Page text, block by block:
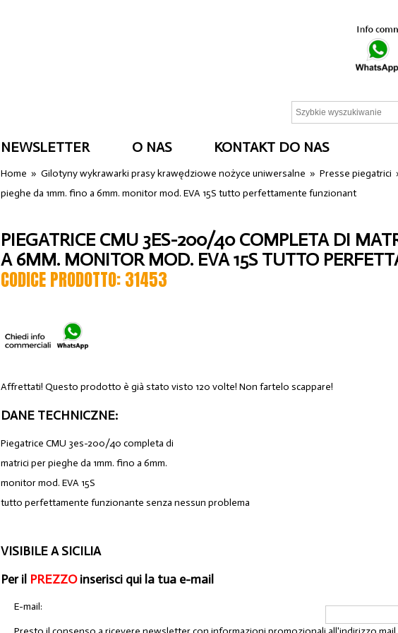
NEWSLETTER O NAS KONTAKT DO NAS
Home »Gilotyny wykrawarki prasy krawędziowe nożyce uniwersalne »Presse piegatrici
pieghe da 1mm. fino a 6mm. monitor mod. EVA 15S tutto perfettamente funzionant
PIEGATRICE CMU 3ES-200/40 COMPLETA DI
A 6MM. MONITOR MOD. EVA 15S TUTTO
CODICE PRODOTTO: 31453
Affrettati! Questo prodotto è già stato visto 120 volte! Non fartelo scappare!
DANE TECHNICZNE:
Piegatrice CMU 3es-200/40 completa di
matrici per pieghe da 1mm. fino a 6mm.
monitor mod. EVA 15S
tutto perfettamente funzionante senza nessun problema
VISIBILE A SICILIA
Per il PREZZOinserisci qui la tua e-mail
E-mail: